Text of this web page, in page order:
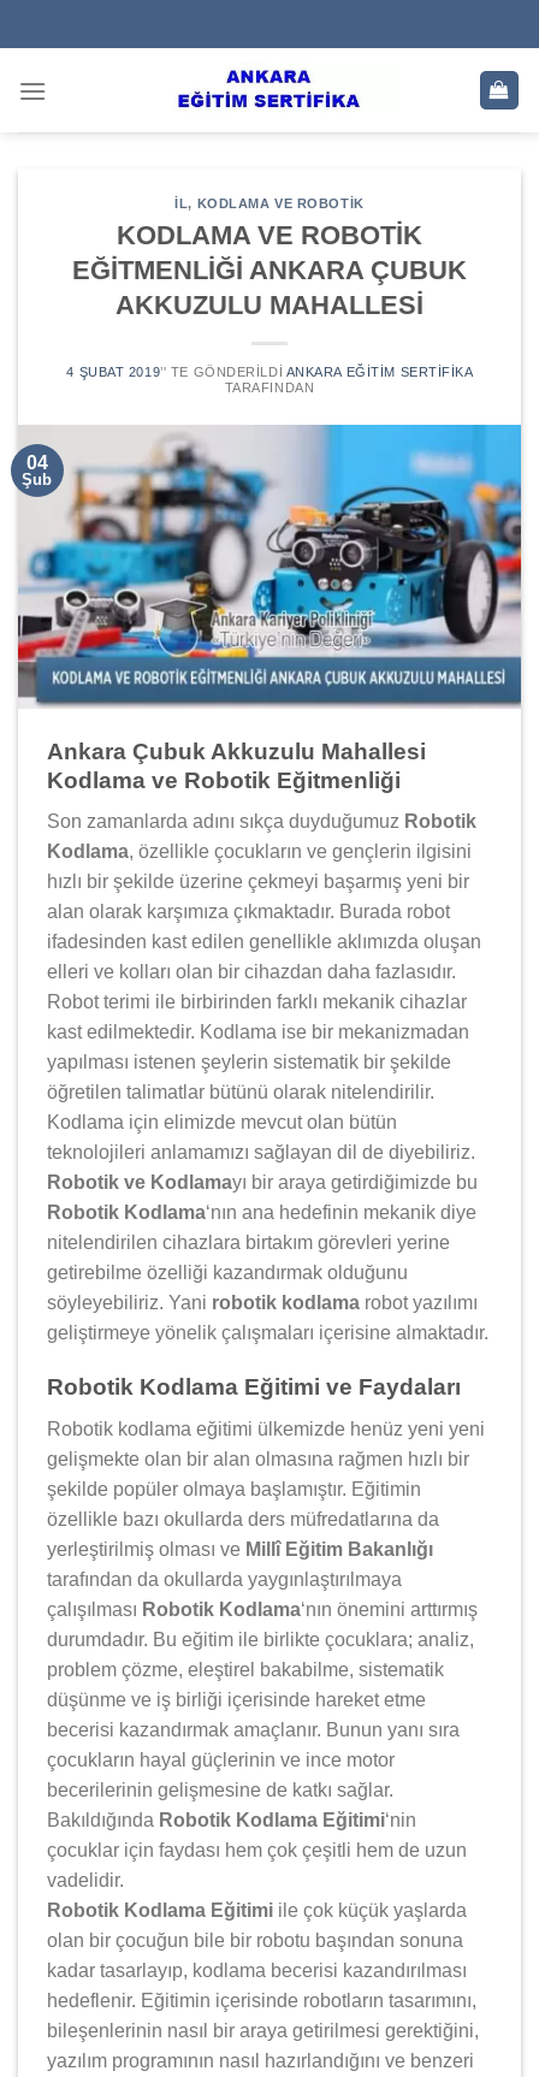
to
IL, KODLAMA VE ROBOTIK
KODLAMA VE ROBOTİK
EĞİTMENLİĞİ ANKARA ÇUBUK
AKKUZULU MAHALLESİ
4 ŞUBAT 2019’' TE GÖNDERILDI ANKARA EĞITIM SERTIFIKA
TARAFINDAN
04
Şub
Ankara Çubuk Akkuzulu Mahallesi
Kodlama ve Robotik Eğitmenliği
Son zamanlarda adını sıkça duyduğumuz Robotik
Kodlama, özellikle çocukların ve gençlerin ilgisini
hızlı bir şekilde üzerine çekmeyi başarmış yeni bir
alan olarak karşımıza çıkmaktadır. Burada robot
ifadesinden kast edilen genellikle aklımızda oluşan
elleri ve kolları olan bir cihazdan daha fazlasıdır.
Robot terimi ile birbirinden farklı mekanik cihazlar
kast edilmektedir. Kodlama ise bir mekanizmadan
yapılması istenen şeylerin sistematik bir şekilde
öğretilen talimatlar bütünü olarak nitelendirilir.
Kodlama için elimizde mevcut olan bütün
teknolojileri anlamamızı sağlayan dil de diyebiliriz.
Robotik ve Kodlamayı bir araya getirdiğimizde bu
Robotik Kodlama‘nın ana hedefinin mekanik diye
nitelendirilen cihazlara birtakım görevleri yerine
getirebilme özelliği kazandırmak olduğunu
söyleyebiliriz. Yani robotik kodlama robot yazılımı
geliştirmeye yönelik çalışmaları içerisine almaktadır.
Robotik Kodlama Eğitimi ve Faydaları
Robotik kodlama eğitimi ülkemizde henüz yeni yeni
gelişmekte olan bir alan olmasına rağmen hızlı bir
şekilde popüler olmaya başlamıştır. Eğitimin
özellikle bazı okullarda ders müfredatlarına da
yerleştirilmiş olması ve Millî Eğitim Bakanlığı
tarafından da okullarda yaygınlaştırılmaya
çalışılması Robotik Kodlama‘nın önemini arttırmış
durumdadır. Bu eğitim ile birlikte çocuklara; analiz,
problem çözme, eleştirel bakabilme, sistematik
düşünme ve iş birliği içerisinde hareket etme
becerisi kazandırmak amaçlanır. Bunun yanı sıra
çocukların hayal güçlerinin ve ince motor
becerilerinin gelişmesine de katkı sağlar.
Bakıldığında Robotik Kodlama Eğitimi‘nin
çocuklar için faydası hem çok çeşitli hem de uzun
vadelidir.
Robotik Kodlama Eğitimi ile çok küçük yaşlarda
olan bir çocuğun bile bir robotu başından sonuna
kadar tasarlayıp, kodlama becerisi kazandırılması
hedeflenir. Eğitimin içerisinde robotların tasarımını,
bileşenlerinin nasıl bir araya getirilmesi gerektiğini,
yazılım programının nasıl hazırlandığını ve benzeri